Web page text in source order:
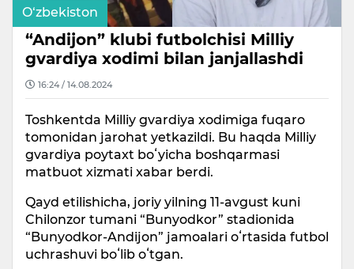
O‘zbekiston
“Andijon” klubi futbolchisi Milliy
gvardiya xodimi bilan janjallashdi
16:24 / 14.08.2024
Toshkentda Milliy gvardiya xodimiga fuqaro
tomonidan jarohat yetkazildi. Bu haqda Milliy
gvardiya poytaxt boʻyicha boshqarmasi
matbuot xizmati xabar berdi.
Qayd etilishicha, joriy yilning 11-avgust kuni
Chilonzor tumani “Bunyodkor” stadionida
“Bunyodkor-Andijon” jamoalari oʻrtasida futbol
uchrashuvi boʻlib oʻtgan.